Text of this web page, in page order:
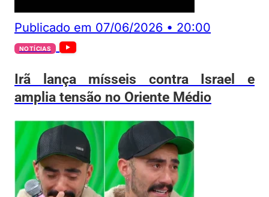
Publicado em 07/06/2026 • 20:00
NOTÍCIAS
Irã lança mísseis contra Israel e
amplia tensão no Oriente Médio